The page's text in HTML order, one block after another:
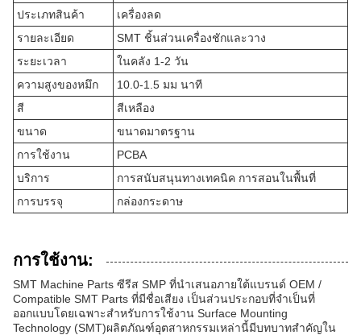
ประเภทสินค้า
เครื่องลด
รายละเอียด
SMT ชิ้นส่วนเครื่องชักและวาง
ระยะเวลา
ในคลัง 1-2 วัน
ความสูงของหมึก
10.0-1.5 มม นาที
สี
สีเหลือง
ขนาด
ขนาดมาตรฐาน
การใช้งาน
PCBA
บริการ
การสนับสนุนทางเทคนิค การสอนในพื้นที่
การบรรจุ
กล่องกระดาษ
การใช้งาน:
SMT Machine Parts ซีรีส SMP ที่นําเสนอภายใต้แบรนด์ OEM /
Compatible SMT Parts ที่มีชื่อเสียง เป็นส่วนประกอบที่จําเป็นที่
ออกแบบโดยเฉพาะสําหรับการใช้งาน Surface Mounting
Technology (SMT)ผลิตภัณฑ์อุตสาหกรรมเหล่านี้มีบทบาทสําคัญใน